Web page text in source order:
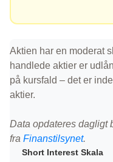
Aktien har en moderat
handlede aktier er
på kursfald – det er
aktier.
Data opdateres dagligt
fra Finanstilsynet.
Short Interest Skala